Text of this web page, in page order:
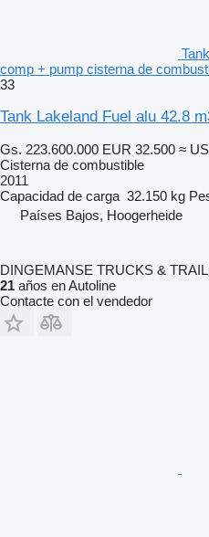
comp + pump cisterna de
33
Tank Lakeland Fuel alu 42.8
Gs. 223.600.000 EUR 32.500 ≈
Cisterna de combustible
2011
Capacidad de carga 32.150 kg
Países Bajos, Hoogerheide
DINGEMANSE TRUCKS &
21 años en Autoline
Contacte con el vendedor